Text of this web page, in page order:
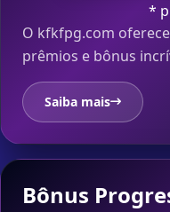
*
O kfkfpg.com
prêmios e bônus
Saiba mais
Bônus